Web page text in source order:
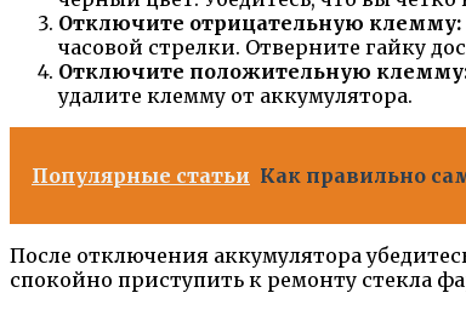
Отключите отрицательную клемму:
часовой стрелки. Отверните гайку
Отключите положительную
удалите клемму от аккумулятора.
Популярные статьи Как правильно
После отключения аккумулятора
спокойно приступить к ремонту стекла